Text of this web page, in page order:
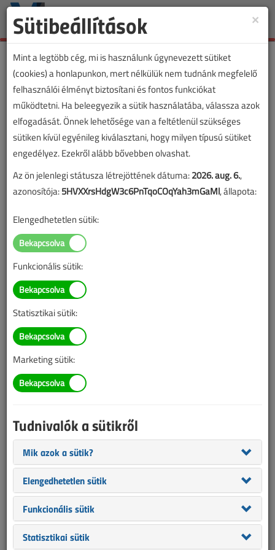
Toggle
Átadták Magyarország
legnagyobb naperőművét
2018. november 26. |
Az alábbi tartalom archív, 8 éve frissült utoljára. A cikkben szereplő
információk mára aktualitásukat veszíthették, valamint a tartalom
helyenként hiányos lehet (képek, táblázatok stb.).
×
Sütibeállítások
Mint a legtöbb cég, mi is használunk úgynevezett sütiket
(cookies) a honlapunkon, mert nélkülük nem tudnánk megfelelő
felhasználói élményt biztosítani és fontos funkciókat
működtetni. Ha beleegyezik a sütik használatába, válassza azok
elfogadását. Önnek lehetősége van a feltétlenül szükséges
sütiken kívül egyénileg kiválasztani, hogy milyen típusú sütiket
engedélyez. Ezekről alább bővebben olvashat.
Az ön jelenlegi státusza létrejöttének dátuma:2026. aug. 6.,
azonosítója:5HVXXrsHdgW3c6PnTqoCOqYah3mGaMl, állapota:
Elengedhetetlen sütik:
Funkcionális sütik:
Statisztikai sütik:
Marketing sütik:
Tudnivalók a sütikről
Mik azok a sütik?
Elengedhetetlen sütik
Funkcionális sütik
Statisztikai sütik